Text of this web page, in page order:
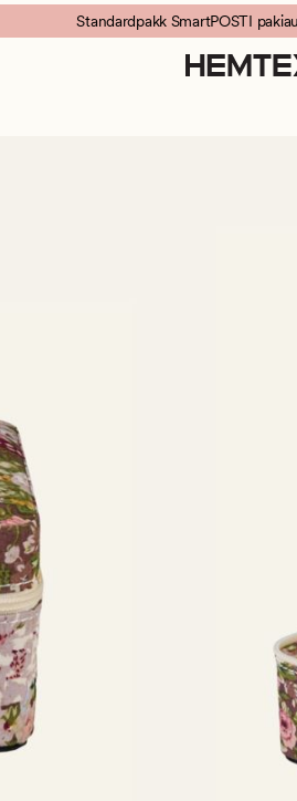
Standardpakk SmartPOSTI